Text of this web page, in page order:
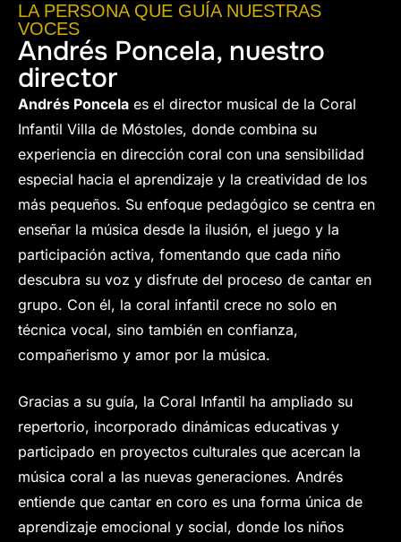
LA PERSONA QUE GUÍA NUESTRAS
VOCES
Andrés Poncela, nuestro
director
Andrés Poncela es el director musical de la Coral
Infantil Villa de Móstoles, donde combina su
experiencia en dirección coral con una sensibilidad
especial hacia el aprendizaje y la creatividad de los
más pequeños. Su enfoque pedagógico se centra en
enseñar la música desde la ilusión, el juego y la
participación activa, fomentando que cada niño
descubra su voz y disfrute del proceso de cantar en
grupo. Con él, la coral infantil crece no solo en
técnica vocal, sino también en confianza,
compañerismo y amor por la música.
Gracias a su guía, la Coral Infantil ha ampliado su
repertorio, incorporado dinámicas educativas y
participado en proyectos culturales que acercan la
música coral a las nuevas generaciones. Andrés
entiende que cantar en coro es una forma única de
aprendizaje emocional y social, donde los niños